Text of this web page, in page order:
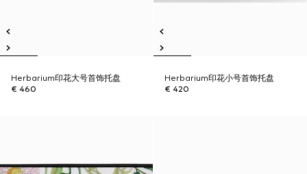
Herbarium印花大号首饰托盘
€ 460
Herbarium印花小号首饰托盘
€ 420